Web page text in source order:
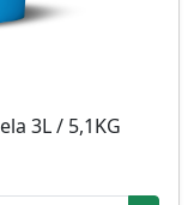
3L / 5,1KG